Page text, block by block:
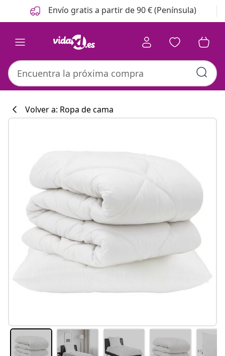
Anterior
Siguiente Envío gratis a partir de 90 € (Península)
#sharemevidaxl
Volver a: Ropa de cama